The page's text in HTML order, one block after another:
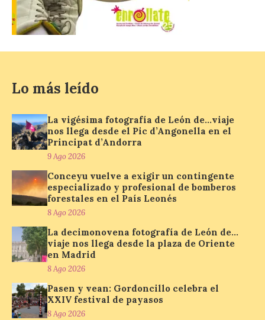
en el Principat d’Andorra
Nueva edición de León
organizado por la sección
juvenil de la Asociación
Enróllate, la Asociación
Conceyu País Llionés y el Diario de
Turismo, Ocio e Información para
jóvenes “Enredando.info”. Miguel Robles
nos envía la vigésima fotografía de […]
Concierto del Iberia
Marimba Ensemble en la
Plaza del Ayuntamiento de
Ponferrada
Lo más leído
La vigésima fotografía de León de…viaje
nos llega desde el Pic d’Angonella en el
Principat d’Andorra
9 Ago 2026
Conceyu vuelve a exigir un contingente
especializado y profesional de bomberos
forestales en el País Leonés
8 Ago 2026
La decimonovena fotografía de León de…
viaje nos llega desde la plaza de Oriente
en Madrid
8 Ago 2026
Pasen y vean: Gordoncillo celebra el
XXIV festival de payasos
8 Ago 2026